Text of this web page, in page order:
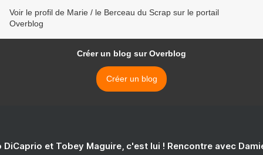
Voir le profil de Marie / le Berceau du Scrap sur le portail
Overblog
Créer un blog sur Overblog
Créer un blog
DiCaprio et Tobey Maguire, c'est lui ! Rencontre avec